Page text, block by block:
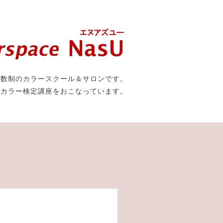
制のカラースクール＆サロンです。
ラー検定講座をおこなっています。